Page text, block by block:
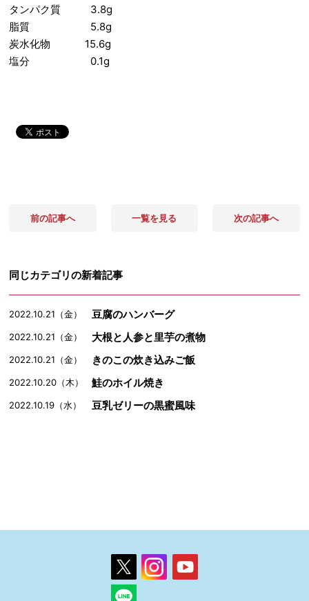
タンパク質 3.8g
脂質 5.8g
炭水化物 15.6g
塩分 0.1g
前の記事へ 一覧を見る 次の記事へ
同じカテゴリの新着記事
2022.10.21（金） 豆腐のハンバーグ
2022.10.21（金） 大根と人参と里芋の煮物
2022.10.21（金） きのこの炊き込みご飯
2022.10.20（木） 鮭のホイル焼き
2022.10.19（水） 豆乳ゼリーの黒蜜風味